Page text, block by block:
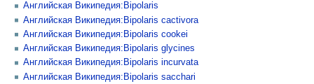
Английская Википедия:Bipolaris
Английская Википедия:Bipolaris cactivora
Английская Википедия:Bipolaris cookei
Английская Википедия:Bipolaris glycines
Английская Википедия:Bipolaris incurvata
Английская Википедия:Bipolaris sacchari